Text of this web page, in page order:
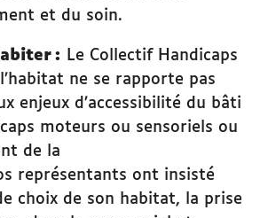
et du soin.
: Le Collectif Handicaps
ne se rapporte pas
enjeux d’accessibilité du bâti
moteurs ou sensoriels ou
de la
représentants ont insisté
choix de son habitat, la prise